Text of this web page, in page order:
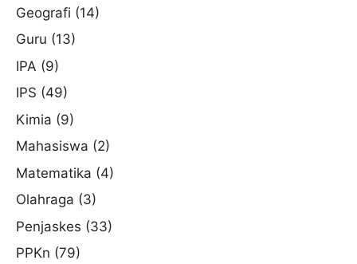
Geografi (14)
Guru (13)
IPA (9)
IPS (49)
Kimia (9)
Mahasiswa (2)
Matematika (4)
Olahraga (3)
Penjaskes (33)
PPKn (79)